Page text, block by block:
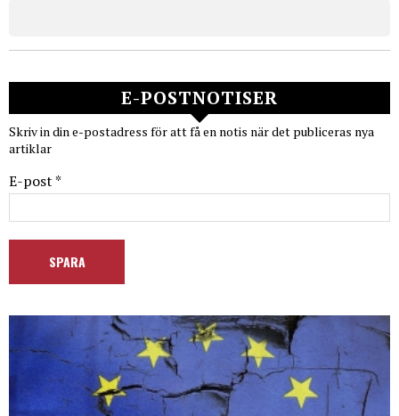
E-POSTNOTISER
Skriv in din e-postadress för att få en notis när det publiceras nya
artiklar
E-post *